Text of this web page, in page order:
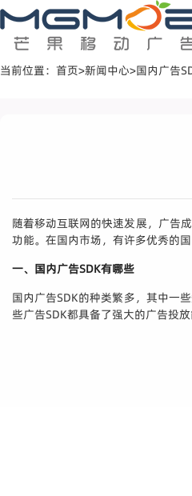
当前位置： 首页>新闻中心>国内广告
随着移动互联网的快速发展，广告
功能。在国内市场，有许多优秀的
一、国内广告SDK有哪些
国内广告SDK的种类繁多，其中一
些广告SDK都具备了强大的广告投